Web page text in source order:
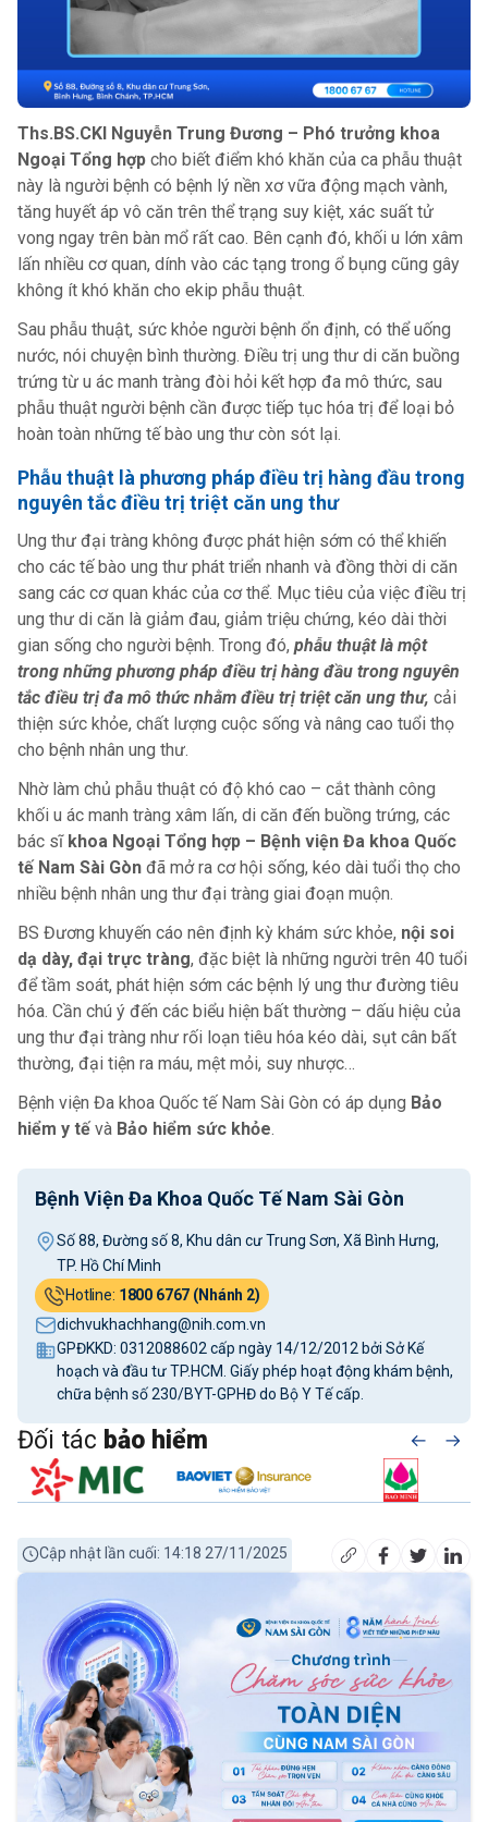
Ths.BS.CKI Nguyễn Trung Đương – Phó trưởng khoa
Ngoại Tổng hợp cho biết điểm khó khăn của ca phẫu thuật
này là người bệnh có bệnh lý nền xơ vữa động mạch vành,
tăng huyết áp vô căn trên thể trạng suy kiệt, xác suất tử
vong ngay trên bàn mổ rất cao. Bên cạnh đó, khối u lớn xâm
lấn nhiều cơ quan, dính vào các tạng trong ổ bụng cũng gây
không ít khó khăn cho ekip phẫu thuật.
Sau phẫu thuật, sức khỏe người bệnh ổn định, có thể uống
nước, nói chuyện bình thường. Điều trị ung thư di căn buồng
trứng từ u ác manh tràng đòi hỏi kết hợp đa mô thức, sau
phẫu thuật người bệnh cần được tiếp tục hóa trị để loại bỏ
hoàn toàn những tế bào ung thư còn sót lại.
Phẫu thuật là phương pháp điều trị hàng đầu trong
nguyên tắc điều trị triệt căn ung thư
Ung thư đại tràng không được phát hiện sớm có thể khiến
cho các tế bào ung thư phát triển nhanh và đồng thời di căn
sang các cơ quan khác của cơ thể. Mục tiêu của việc điều trị
ung thư di căn là giảm đau, giảm triệu chứng, kéo dài thời
gian sống cho người bệnh. Trong đó, phẫu thuật là một
trong những phương pháp điều trị hàng đầu trong nguyên
tắc điều trị đa mô thức nhằm điều trị triệt căn ung thư, cải
thiện sức khỏe, chất lượng cuộc sống và nâng cao tuổi thọ
cho bệnh nhân ung thư.
Nhờ làm chủ phẫu thuật có độ khó cao – cắt thành công
khối u ác manh tràng xâm lấn, di căn đến buồng trứng, các
bác sĩ khoa Ngoại Tổng hợp – Bệnh viện Đa khoa Quốc
tế Nam Sài Gòn đã mở ra cơ hội sống, kéo dài tuổi thọ cho
nhiều bệnh nhân ung thư đại tràng giai đoạn muộn.
BS Đương khuyến cáo nên định kỳ khám sức khỏe, nội soi
dạ dày, đại trực tràng, đặc biệt là những người trên 40 tuổi
để tầm soát, phát hiện sớm các bệnh lý ung thư đường tiêu
hóa. Cần chú ý đến các biểu hiện bất thường – dấu hiệu của
ung thư đại tràng như rối loạn tiêu hóa kéo dài, sụt cân bất
thường, đại tiện ra máu, mệt mỏi, suy nhược…
Bệnh viện Đa khoa Quốc tế Nam Sài Gòn có áp dụng Bảo
hiểm y tếvà Bảo hiểm sức khỏe.
Bệnh Viện Đa Khoa Quốc Tế Nam Sài Gòn
Số 88, Đường số 8, Khu dân cư Trung Sơn, Xã Bình Hưng,
TP. Hồ Chí Minh
Hotline: 1800 6767 (Nhánh 2)
dichvukhachhang@nih.com.vn
GPĐKKD: 0312088602 cấp ngày 14/12/2012 bởi Sở Kế
hoạch và đầu tư TP.HCM. Giấy phép hoạt động khám bệnh,
chữa bệnh số 230/BYT-GPHĐ do Bộ Y Tế cấp.
Đối tác bảo hiểm
Cập nhật lần cuối: 14:18 27/11/2025